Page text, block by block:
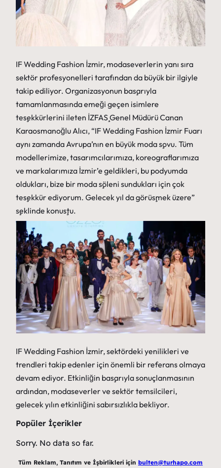
IF Wedding Fashion İzmir, modaseverlerin yanı sıra
sektör profesyonelleri tarafından da büyük bir ilgiyle
takip ediliyor. Organizasyonun başarıyla
tamamlanmasında emeği geçen isimlere
teşekkürlerini ileten İZFAŞ Genel Müdürü Canan
Karaosmanoğlu Alıcı, “IF Wedding Fashion İzmir Fuarı
aynı zamanda Avrupa’nın en büyük moda şovu. Tüm
modellerimize, tasarımcılarımıza, koreograflarımıza
ve markalarımıza İzmir’e geldikleri, bu podyumda
oldukları, bize bir moda şöleni sundukları için çok
teşekkür ediyorum. Gelecek yıl da görüşmek üzere”
şeklinde konuştu.
IF Wedding Fashion İzmir, sektördeki yenilikleri ve
trendleri takip edenler için önemli bir referans olmaya
devam ediyor. Etkinliğin başarıyla sonuçlanmasının
ardından, modaseverler ve sektör temsilcileri,
gelecek yılın etkinliğini sabırsızlıkla bekliyor.
Popüler İçerikler
Sorry. No data so far.
Tüm Reklam, Tanıtım ve İşbirlikleri için bulten@turhapo.com